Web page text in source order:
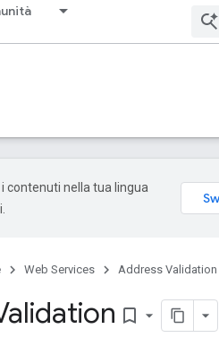
contenuti nella tua lingua
Web Services Address Validation
bookmark_border